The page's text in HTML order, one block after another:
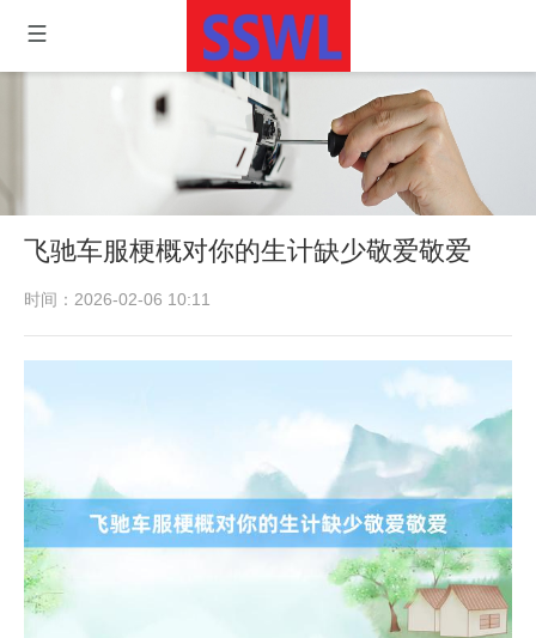
飞驰车服梗概对你的生计缺少敬爱敬爱
时间：2026-02-06 10:11